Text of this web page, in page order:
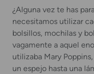
¿Alguna vez te has
necesitamos utilizar
bolsillos, mochilas y
vagamente a aquel
utilizaba Mary
un espejo hasta una